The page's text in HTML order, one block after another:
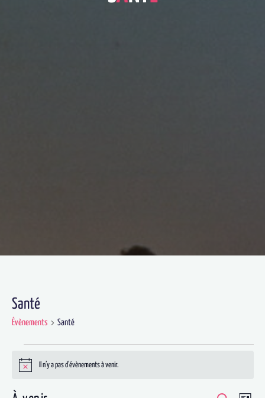
Santé
Évènements Santé
Notice
Il n’y a pas d’évènements à venir.